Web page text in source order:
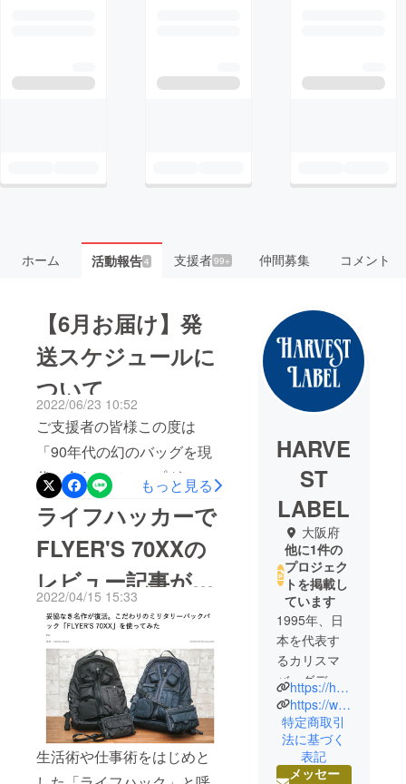
ホーム 活動報告4 支援者99+ 仲間募集 コメント
【6月お届け】発
送スケジュールに
ついて
2022/06/23 10:52
ご支援者の皆様この度は
「90年代の幻のバッグを現
代に合わせてアップグレー
ド！ 日本製11ポケット
リュック FLYER'S
70XX」machi-yaプロジェク
トに沢山のご支援をいただ
き、誠にありがとうござい
ました。【6月お届け】分に
ついて、お待たせしてしま
い大変申し訳ございませ
ん。カスタム工場での生産
が少々遅れておりました
が、少しづつ納品されて来
もっと見る
ライフハッカーで
FLYER'S 70XXの
レビュー記事が公
開されました！
2022/04/15 15:33
生活術や仕事術をはじめと
HARVE
ST
LABEL
大阪府
他に1件の
プロジェク
トを掲載し
ています
1995年、日
本を代表す
るカリスマ
バッグデザ
イナー・山
口幸一氏
が、ハー
ヴェストへ
移籍し、新
https://harvestlabel.jp/
https://www.instagram.com/harvestlabel_official/
特定商取引
法に基づく
表記
メッセー